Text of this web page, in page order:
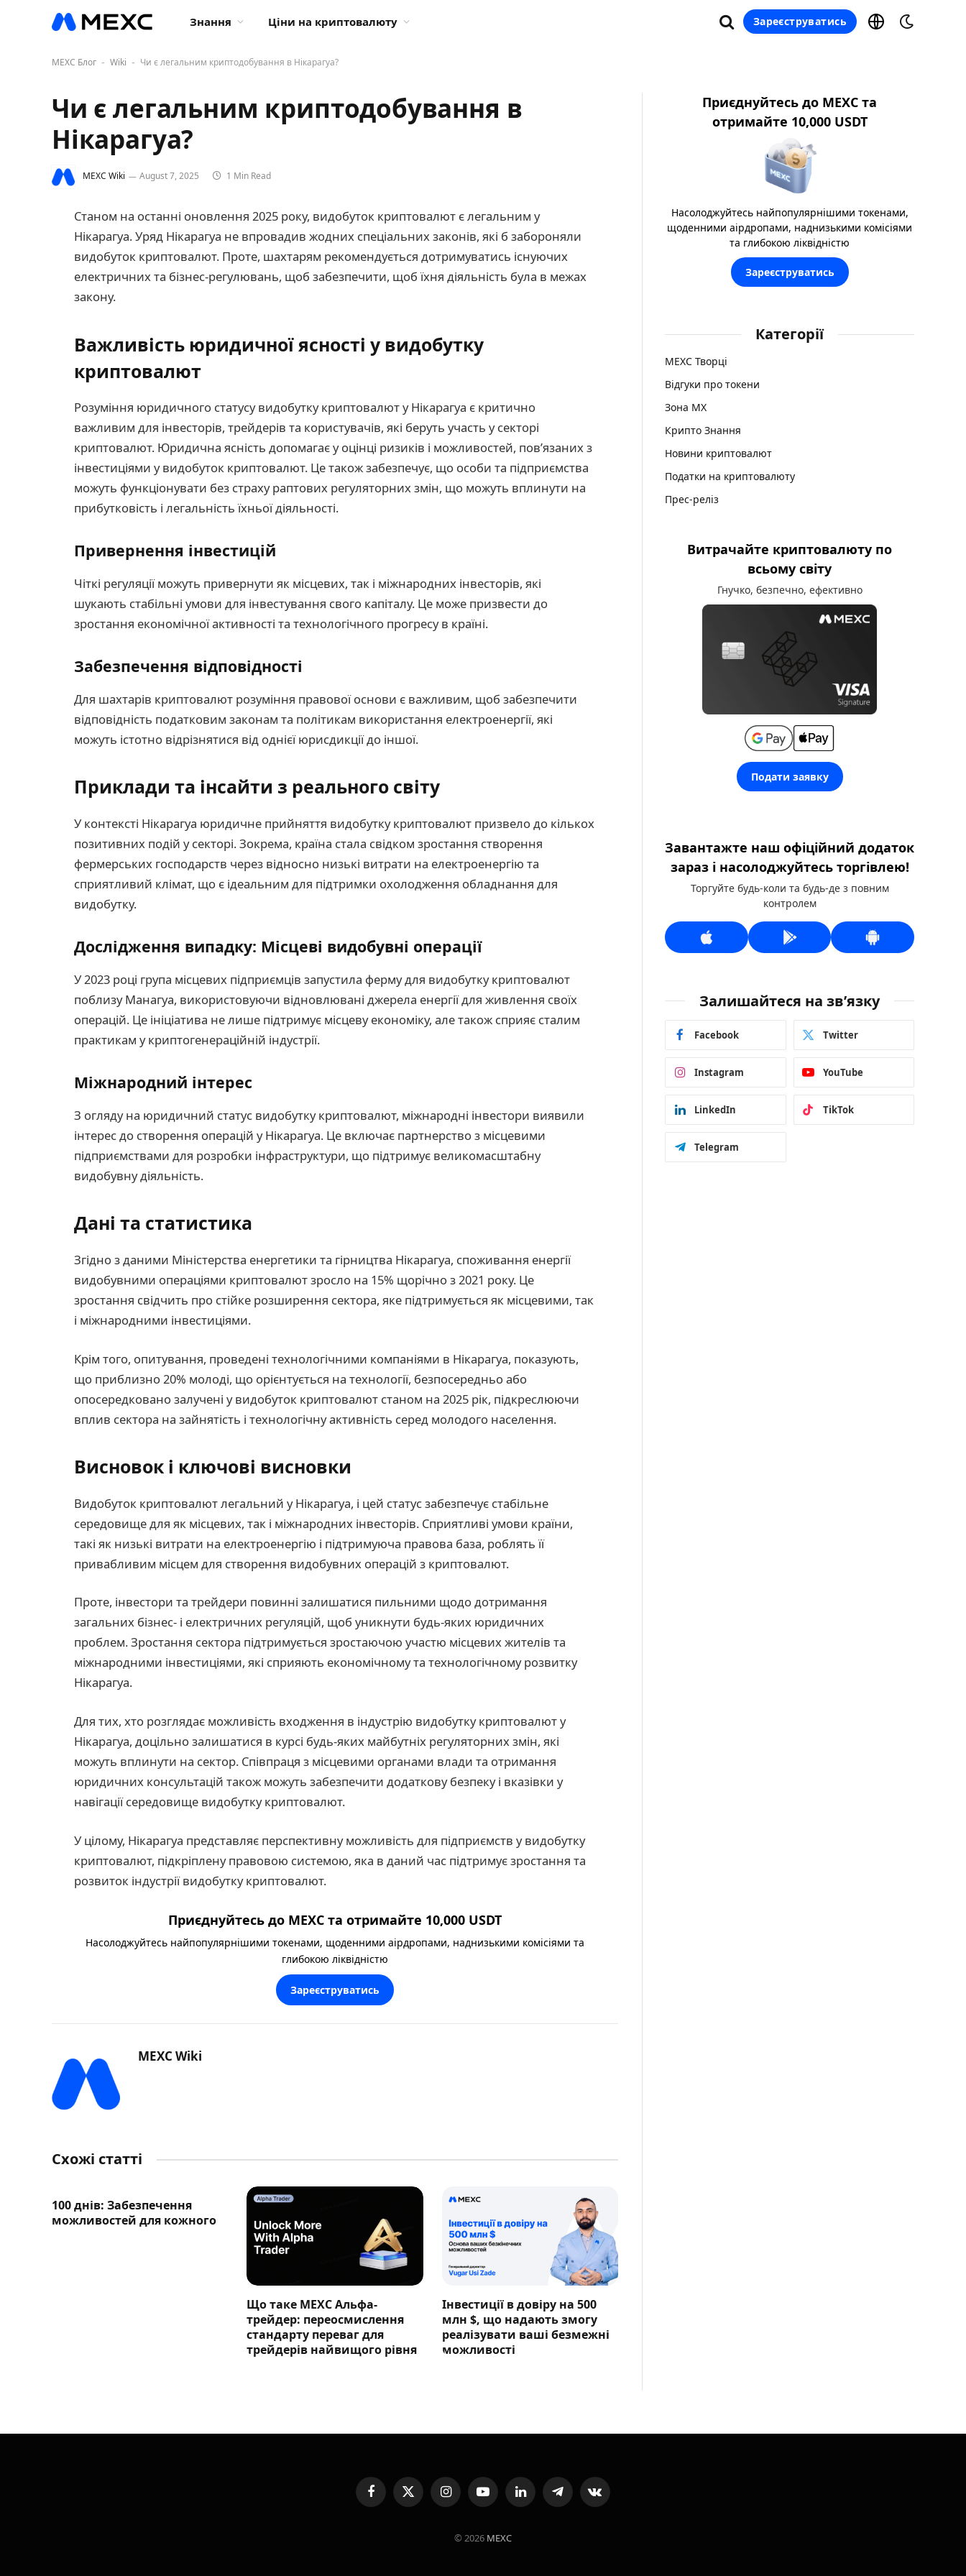
Знання Ціни на криптовалюту Зареєструватись
MEXC Блог - Wiki - Чи є легальним криптодобування в Нікарагуа?
Чи є легальним криптодобування в
Нікарагуа?
MEXC Wiki August 7, 2025 1 Min Read
Станом на останні оновлення 2025 року, видобуток криптовалют є легальним у
Нікарагуа. Уряд Нікарагуа не впровадив жодних спеціальних законів, які б забороняли
видобуток криптовалют. Проте, шахтарям рекомендується дотримуватись існуючих
електричних та бізнес-регулювань, щоб забезпечити, щоб їхня діяльність була в межах
закону.
Важливість юридичної ясності у видобутку
криптовалют
Розуміння юридичного статусу видобутку криптовалют у Нікарагуа є критично
важливим для інвесторів, трейдерів та користувачів, які беруть участь у секторі
криптовалют. Юридична ясність допомагає у оцінці ризиків і можливостей, пов’язаних з
інвестиціями у видобуток криптовалют. Це також забезпечує, що особи та підприємства
можуть функціонувати без страху раптових регуляторних змін, що можуть вплинути на
прибутковість і легальність їхньої діяльності.
Привернення інвестицій
Чіткі регуляції можуть привернути як місцевих, так і міжнародних інвесторів, які
шукають стабільні умови для інвестування свого капіталу. Це може призвести до
зростання економічної активності та технологічного прогресу в країні.
Забезпечення відповідності
Для шахтарів криптовалют розуміння правової основи є важливим, щоб забезпечити
відповідність податковим законам та політикам використання електроенергії, які
можуть істотно відрізнятися від однієї юрисдикції до іншої.
Приклади та інсайти з реального світу
У контексті Нікарагуа юридичне прийняття видобутку криптовалют призвело до кількох
позитивних подій у секторі. Зокрема, країна стала свідком зростання створення
фермерських господарств через відносно низькі витрати на електроенергію та
сприятливий клімат, що є ідеальним для підтримки охолодження обладнання для
видобутку.
Дослідження випадку: Місцеві видобувні операції
У 2023 році група місцевих підприємців запустила ферму для видобутку криптовалют
поблизу Манагуа, використовуючи відновлювані джерела енергії для живлення своїх
операцій. Це ініціатива не лише підтримує місцеву економіку, але також сприяє сталим
практикам у криптогенераційній індустрії.
Міжнародний інтерес
З огляду на юридичний статус видобутку криптовалют, міжнародні інвестори виявили
інтерес до створення операцій у Нікарагуа. Це включає партнерство з місцевими
підприємствами для розробки інфраструктури, що підтримує великомасштабну
видобувну діяльність.
Дані та статистика
Згідно з даними Міністерства енергетики та гірництва Нікарагуа, споживання енергії
видобувними операціями криптовалют зросло на 15% щорічно з 2021 року. Це
зростання свідчить про стійке розширення сектора, яке підтримується як місцевими, так
і міжнародними інвестиціями.
Крім того, опитування, проведені технологічними компаніями в Нікарагуа, показують,
що приблизно 20% молоді, що орієнтується на технології, безпосередньо або
опосередковано залучені у видобуток криптовалют станом на 2025 рік, підкреслюючи
вплив сектора на зайнятість і технологічну активність серед молодого населення.
Висновок і ключові висновки
Видобуток криптовалют легальний у Нікарагуа, і цей статус забезпечує стабільне
середовище для як місцевих, так і міжнародних інвесторів. Сприятливі умови країни,
такі як низькі витрати на електроенергію і підтримуюча правова база, роблять її
привабливим місцем для створення видобувних операцій з криптовалют.
Проте, інвестори та трейдери повинні залишатися пильними щодо дотримання
загальних бізнес- і електричних регуляцій, щоб уникнути будь-яких юридичних
проблем. Зростання сектора підтримується зростаючою участю місцевих жителів та
міжнародними інвестиціями, які сприяють економічному та технологічному розвитку
Нікарагуа.
Для тих, хто розглядає можливість входження в індустрію видобутку криптовалют у
Нікарагуа, доцільно залишатися в курсі будь-яких майбутніх регуляторних змін, які
можуть вплинути на сектор. Співпраця з місцевими органами влади та отримання
юридичних консультацій також можуть забезпечити додаткову безпеку і вказівки у
навігації середовище видобутку криптовалют.
У цілому, Нікарагуа представляє перспективну можливість для підприємств у видобутку
криптовалют, підкріплену правовою системою, яка в даний час підтримує зростання та
розвиток індустрії видобутку криптовалют.
Приєднуйтесь до MEXC та отримайте 10,000 USDT
Насолоджуйтесь найпопулярнішими токенами, щоденними аірдропами, наднизькими комісіями та
глибокою ліквідністю
Зареєструватись
MEXC Wiki
Схожі статті
100 днів: Забезпечення
можливостей для кожного
Що таке MEXC Альфа-
трейдер: переосмислення
стандарту переваг для
трейдерів найвищого рівня
Інвестиції в довіру на 500
млн $, що надають змогу
реалізувати ваші безмежні
можливості
Приєднуйтесь до MEXC та
отримайте 10,000 USDT
Насолоджуйтесь найпопулярнішими токенами,
щоденними аірдропами, наднизькими комісіями
та глибокою ліквідністю
Зареєструватись
Категорії
MEXC Творці
Відгуки про токени
Зона MX
Крипто Знання
Новини криптовалют
Податки на криптовалюту
Прес-реліз
Витрачайте криптовалюту по
всьому світу
Гнучко, безпечно, ефективно
Подати заявку
Завантажте наш офіційний додаток
зараз і насолоджуйтесь торгівлею!
Торгуйте будь-коли та будь-де з повним
контролем
Залишайтеся на зв’язку
Facebook Twitter
Instagram YouTube
LinkedIn TikTok
Telegram
FacebookX
(Twitter)
InstagramYouTubeLinkedInTelegramVKontakte
© 2026 MEXC